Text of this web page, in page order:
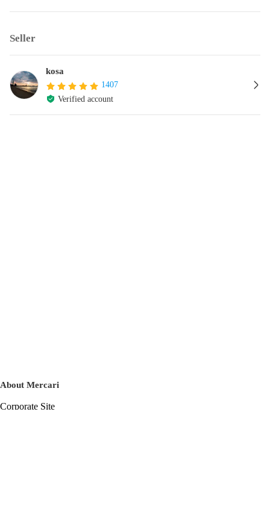
Seller
kosa
1407
Verified account
About Mercari
Corporate Site